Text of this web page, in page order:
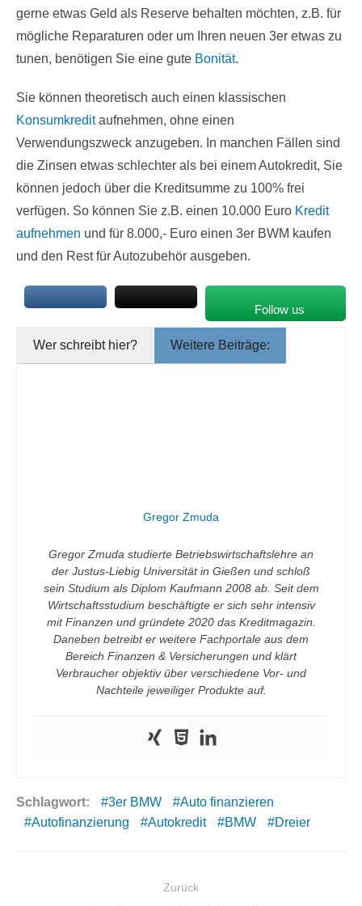
gerne etwas Geld als Reserve behalten möchten, z.B. für
mögliche Reparaturen oder um Ihren neuen 3er etwas zu
tunen, benötigen Sie eine gute Bonität.
Sie können theoretisch auch einen klassischen
Konsumkreditaufnehmen, ohne einen
Verwendungszweck anzugeben. In manchen Fällen sind
die Zinsen etwas schlechter als bei einem Autokredit, Sie
können jedoch über die Kreditsumme zu 100% frei
verfügen. So können Sie z.B. einen 10.000 Euro Kredit
aufnehmen und für 8.000,- Euro einen 3er BWM kaufen
und den Rest für Autozubehör ausgeben.
Follow us
Wer schreibt hier? Weitere Beiträge:
Gregor Zmuda
Gregor Zmuda studierte Betriebswirtschaftslehre an
der Justus-Liebig Universität in Gießen und schloß
sein Studium als Diplom Kaufmann 2008 ab. Seit dem
Wirtschaftsstudium beschäftigte er sich sehr intensiv
mit Finanzen und gründete 2020 das Kreditmagazin.
Daneben betreibt er weitere Fachportale aus dem
Bereich Finanzen & Versicherungen und klärt
Verbraucher objektiv über verschiedene Vor- und
Nachteile jeweiliger Produkte auf.
Schlagwort: 3er BMW
Auto finanzieren
Autofinanzierung
Autokredit BMW Dreier
BeitragsnavigationZurück